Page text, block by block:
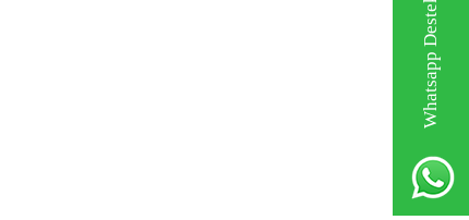
Whatsapp Destek Hattı